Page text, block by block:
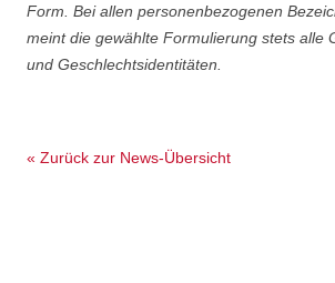
Form. Bei allen personenbezogenen
meint die gewählte Formulierung stets alle
und Geschlechtsidentitäten.
« Zurück zur News-Übersicht